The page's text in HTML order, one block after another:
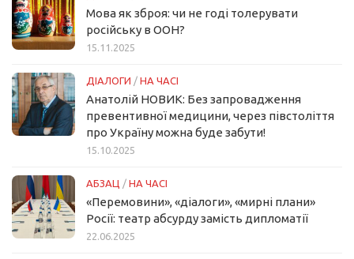
Мова як зброя: чи не годі толерувати
російську в ООН?
15.11.2025
ДІАЛОГИ / НА ЧАСІ
Анатолій НОВИК: Без запровадження
превентивної медицини, через півстоліття
про Україну можна буде забути!
15.10.2025
АБЗАЦ / НА ЧАСІ
«Перемовини», «діалоги», «мирні плани»
Росії: театр абсурду замість дипломатії
22.06.2025